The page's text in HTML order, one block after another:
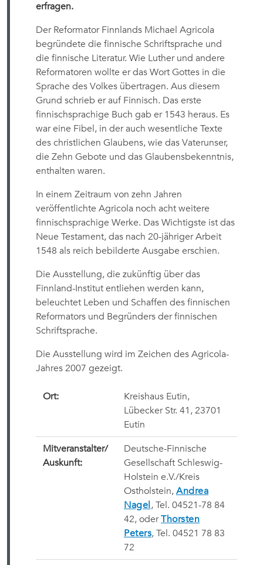
erfragen.
Der Reformator Finnlands Michael Agricola
begründete die finnische Schriftsprache und
die finnische Literatur. Wie Luther und andere
Reformatoren wollte er das Wort Gottes in die
Sprache des Volkes übertragen. Aus diesem
Grund schrieb er auf Finnisch. Das erste
finnischsprachige Buch gab er 1543 heraus. Es
war eine Fibel, in der auch wesentliche Texte
des christlichen Glaubens, wie das Vaterunser,
die Zehn Gebote und das Glaubensbekenntnis,
enthalten waren.
In einem Zeitraum von zehn Jahren
veröffentlichte Agricola noch acht weitere
finnischsprachige Werke. Das Wichtigste ist das
Neue Testament, das nach 20-jähriger Arbeit
1548 als reich bebilderte Ausgabe erschien.
Die Ausstellung, die zukünftig über das
Finnland-Institut entliehen werden kann,
beleuchtet Leben und Schaffen des finnischen
Reformators und Begründers der finnischen
Schriftsprache.
Die Ausstellung wird im Zeichen des Agricola-
Jahres 2007 gezeigt.
Ort:
Kreishaus Eutin,
Lübecker Str. 41, 23701
Eutin
Mitveranstalter/
Auskunft:
Deutsche-Finnische
Gesellschaft Schleswig-
Holstein e.V./Kreis
Ostholstein, Andrea
Nagel, Tel. 04521-78 84
42, oderThorsten
Peters, Tel. 04521 78 83
72